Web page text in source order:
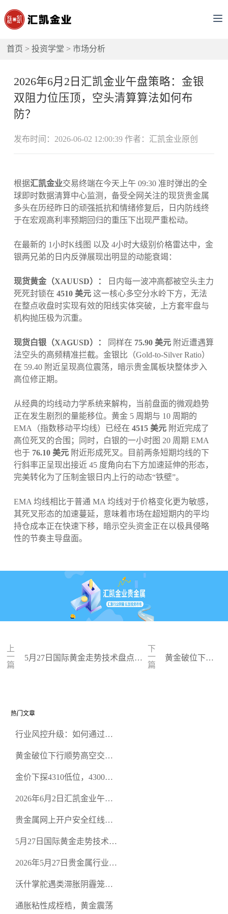
首页 >投资学堂 >市场分析
2026年6月2日汇凯金业午盘策略：金银
双阻力位压顶，空头清算算法如何布
防？
发布时间：2026-06-02 12:00:39 作者：汇凯金业原创
根据汇凯金业交易终端在今天上午 09:30 准时弹出的全
球即时数据清算中心监测，备受全网关注的现货贵金属
多头在历经昨日的顽强抵抗和情绪修复后，日内防线终
于在宏观高利率预期回归的重压下出现严重松动。
在最新的 1小时K线图 以及 4小时大级别价格雷达中，金
银两兄弟的日内反弹展现出明显的动能衰竭：
现货黄金（XAUUSD）：
日内每一波冲高都被空头主力
死死封锁在 4510 美元这一核心多空分水岭下方，无法
在整点收盘时实现有效的阳线实体突破，上方套牢盘与
机构抛压极为沉重。
现货白银（XAGUSD）： 同样在 75.90 美元附近遭遇算
法空头的高频精准拦截。金银比（Gold-to-Silver Ratio）
在 59.40 附近呈现高位震荡，暗示贵金属板块整体步入
高位修正期。
从经典的均线动力学系统来解构，当前盘面的微观趋势
正在发生剧烈的量能移位。黄金 5 周期与 10 周期的
EMA（指数移动平均线）已经在 4515 美元附近完成了
高位死叉的合围；同时，白银的一小时图 20 周期 EMA
也于 76.10 美元附近形成死叉。目前两条短期均线的下
行斜率正呈现出接近 45 度角向右下方加速延伸的形态，
完美转化为了压制金银日内上行的动态“铁壁”。
EMA 均线相比于普通 MA 均线对于价格变化更为敏感，
其死叉形态的加速蔓延，意味着市场在超短期内的平均
持仓成本正在快速下移，暗示空头资金正在以极具侵略
性的节奏主导盘面。
上
一
篇
5月27日国际黄金走势技术盘点：
下
一
篇
黄金破位下行
热门文章
行业风控升级：如何通过正
规黄金开户交易平台？
黄金破位下行顺势高空交易
金价下探4310低位，4300关
2026年6月2日汇凯金业午盘
空头清算算法如何布防？
贵金属网上开户安全红线：
恶意洗盘陷阱
5月27日国际黄金走势技术盘
规黄金平台全方位行情解析
2026年5月27日贵金属行业新
正规贵金属开户平台迎开户
热潮
沃什掌舵遇类滞胀阴霾笼
通胀粘性成桎梏，黄金震荡